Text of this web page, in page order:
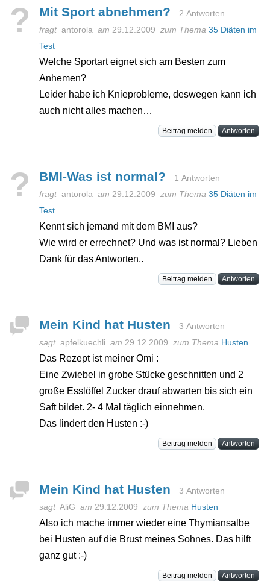
? Mit Sport abnehmen?
2 Antworten
fragt antorola am 29.12.2009 zum Thema 35 Diäten im
Test
Welche Sportart eignet sich am Besten zum
Anhemen?
Leider habe ich Knieprobleme, deswegen kann ich
auch nicht alles machen…
Beitrag melden Antworten
? BMI-Was ist normal?
1 Antworten
fragt antorola am 29.12.2009 zum Thema 35 Diäten im
Test
Kennt sich jemand mit dem BMI aus?
Wie wird er errechnet? Und was ist normal? Lieben
Dank für das Antworten..
Beitrag melden Antworten
Mein Kind hat Husten
3 Antworten
sagt apfelkuechli am 29.12.2009 zum Thema Husten
Das Rezept ist meiner Omi :
Eine Zwiebel in grobe Stücke geschnitten und 2
große Esslöffel Zucker drauf abwarten bis sich ein
Saft bildet. 2- 4 Mal täglich einnehmen.
Das lindert den Husten :-)
Beitrag melden Antworten
Mein Kind hat Husten
3 Antworten
sagt AliG am 29.12.2009 zum Thema Husten
Also ich mache immer wieder eine Thymiansalbe
bei Husten auf die Brust meines Sohnes. Das hilft
ganz gut :-)
Beitrag melden Antworten